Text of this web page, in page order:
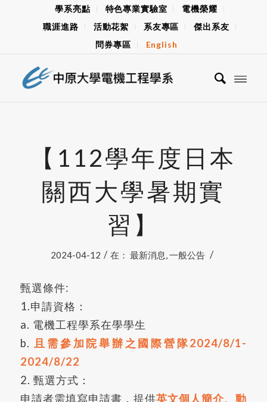
學系亮點 特色專業實驗室
電機榮耀
職涯進路
活動花絮 系友專區
傑出系友
問券專區
English
【112學年度日本
關西大學暑期實
習】
2024-04-12 / 在： 最新消息,一般公告 /
甄選條件:
1.申請資格：
a. 電機工程學系在學學生
b. 且需參加院舉辦之國際營隊2024/8/1-
2024/8/22
2. 甄選方式：
申請者需填寫申請書，提供英文個人簡介、動